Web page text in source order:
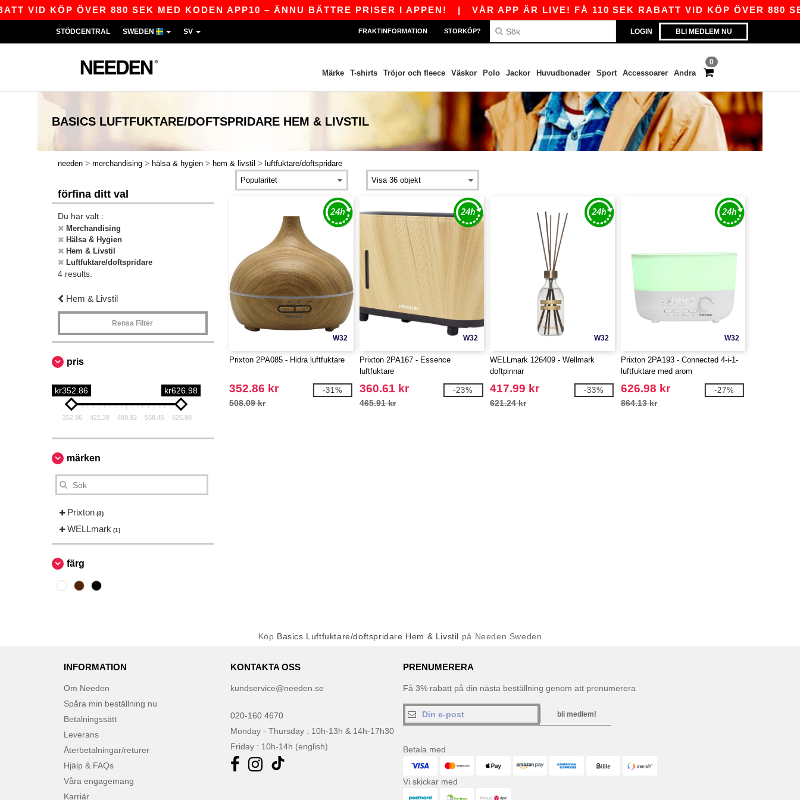
VID KÖP ÖVER 880 SEK MED KODEN APP10 – ÄNNU BÄTTRE PRISER I APPEN!|VÅR APP ÄR LIVE! FÅ 110 SEK RABATT VID KÖP ÖVER 880
LOGIN BLI MEDLEM NU
STÖDCENTRAL SWEDEN SV FRAKTINFORMATION STORKÖP?
0
Märke T-shirts Tröjor och fleece Väskor Polo Jackor Huvudbonader Sport Accessoarer Andra
BASICS LUFTFUKTARE/DOFTSPRIDARE HEM & LIVSTIL
needen > merchandising > hälsa & hygien > hem & livstil > luftfuktare/doftspridare
förfina ditt val
Du har valt :
Merchandising
Hälsa & Hygien
Hem & Livstil
Luftfuktare/doftspridare
4 results.
Hem & Livstil
Rensa Filter
pris
kr352.86 kr626.98
352.86 421.39 489.92 558.45 626.98
märken
Prixton (3)
WELLmark (1)
färg
W32
Prixton 2PA085 - Hidra luftfuktare
352.86 kr
508.09 kr
-31%
W32
Prixton 2PA167 - Essence
luftfuktare
360.61 kr
465.91 kr
-23%
W32
WELLmark 126409 - Wellmark
doftpinnar
417.99 kr
621.24 kr
-33%
W32
Prixton 2PA193 - Connected 4-i-1-
luftfuktare med arom
626.98 kr
864.13 kr
-27%
Köp Basics Luftfuktare/doftspridare Hem & Livstil på Needen Sweden
INFORMATION
Om Needen
Spåra min beställning nu
Betalningssätt
Leverans
Återbetalningar/returer
Hjälp & FAQs
Våra engagemang
Karriär
KONTAKTA OSS
kundservice@needen.se
020-160 4670
Monday - Thursday : 10h-13h & 14h-17h30
Friday : 10h-14h (english)
PRENUMERERA
Få 3% rabatt på din nästa beställning genom att prenumerera
bli medlem!
Betala med
Vi skickar med